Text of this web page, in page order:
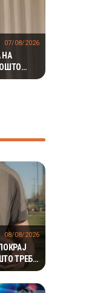
НА
07/08/2026
ТРЕБА
08/08/2026